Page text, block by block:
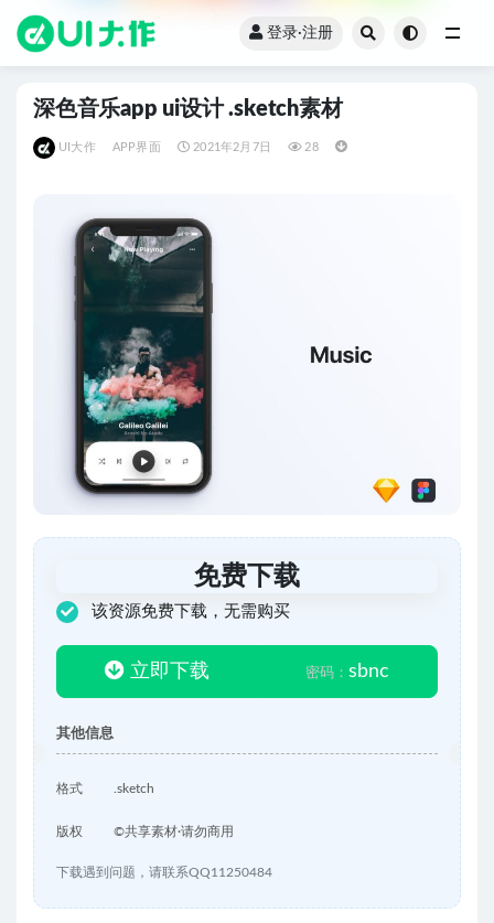
登录·注册
深色音乐app ui设计 .sketch素材
UI大作 APP界面 2021年2月7日 28
免费下载
该资源免费下载，无需购买
立即下载 密码： sbnc
其他信息
格式 .sketch
版权 ©共享素材·请勿商用
下载遇到问题，请联系QQ11250484